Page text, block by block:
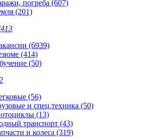
погреба (607)
(201)
(6939)
(414)
(50)
(56)
и спец.техника (50)
(13)
транспорт (43)
и колеса (319)